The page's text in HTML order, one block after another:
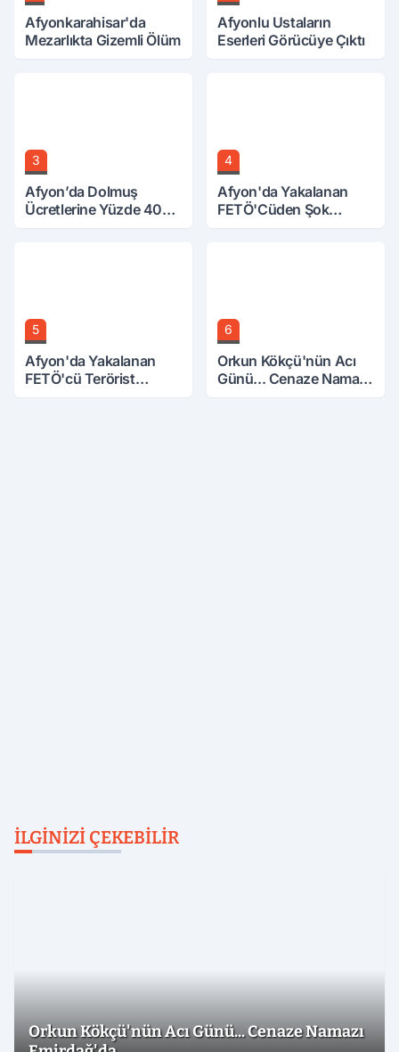
Afyonkarahisar'da
Mezarlıkta Gizemli Ölüm
Afyonlu Ustaların
Eserleri Görücüye Çıktı
3
Afyon’da Dolmuş
Ücretlerine Yüzde 40
4
Afyon'da Yakalanan
FETÖ'Cüden Şok
5
Afyon'da Yakalanan
FETÖ'cü Terörist
6
Orkun Kökçü'nün Acı
Günü... Cenaze Namazı
İLGINIZI ÇEKEBILIR
Orkun Kökçü'nün Acı Günü... Cenaze Namazı